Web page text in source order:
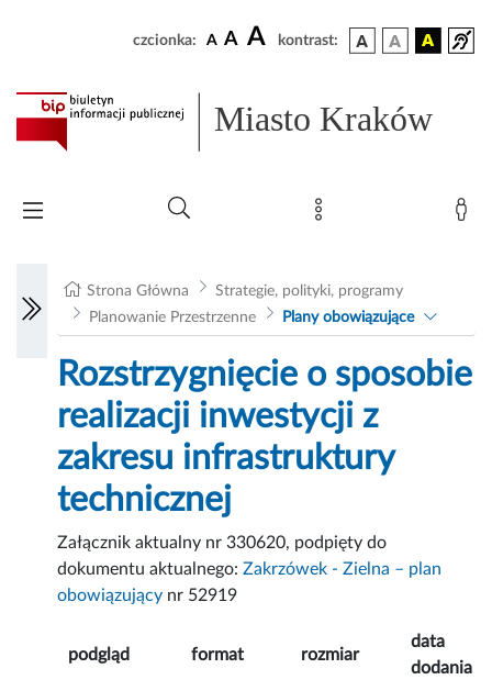
czcionka: A A A kontrast:
Miasto Kraków
Strona Główna
Strategie, polityki, programy
Planowanie Przestrzenne
Plany obowiązujące
Rozstrzygnięcie o sposobie
realizacji inwestycji z
zakresu infrastruktury
technicznej
Załącznik aktualny nr 330620, podpięty do
dokumentu aktualnego:Zakrzówek - Zielna – plan
obowiązujący nr 52919
podgląd format rozmiar
data
dodania